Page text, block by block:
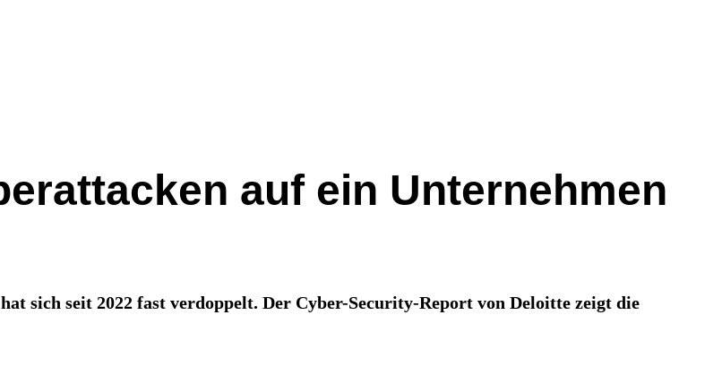
auf ein Unternehmen
sich seit 2022 fast verdoppelt. Der Cyber-Security-Report von Deloitte zeigt die